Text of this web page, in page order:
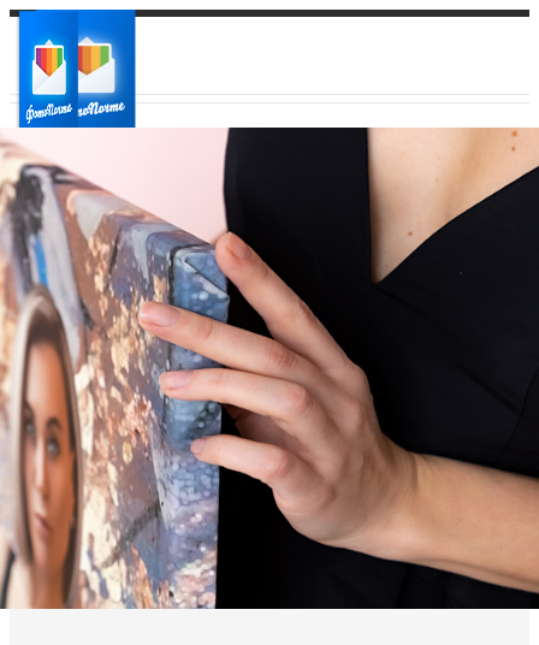
Ваш город:
Ваш регион доставки
Выберите из списка: